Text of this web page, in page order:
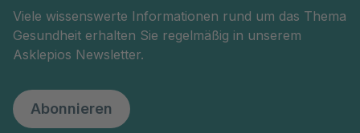
Viele wissenswerte Informationen rund um das Thema
Gesundheit erhalten Sie regelmäßig in unserem
Asklepios Newsletter.
Abonnieren